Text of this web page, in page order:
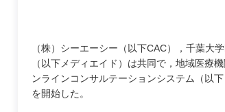
（株）シーエーシー（以下CAC），千葉大
（以下メディエイド）は共同で，地域医療
ンラインコンサルテーションシステム（以
を開始した。